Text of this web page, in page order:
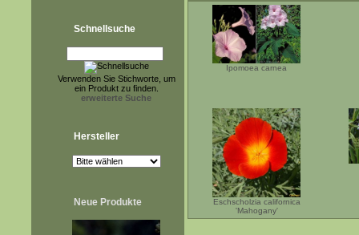
Schnellsuche
Verwenden Sie Stichworte, um
ein Produkt zu finden.
erweiterte Suche
Hersteller
Neue Produkte
Ipomoea carnea
Eschscholzia californica
'Mahogany'